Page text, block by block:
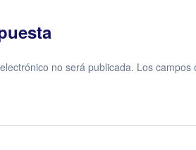
no será publicada. Los campos